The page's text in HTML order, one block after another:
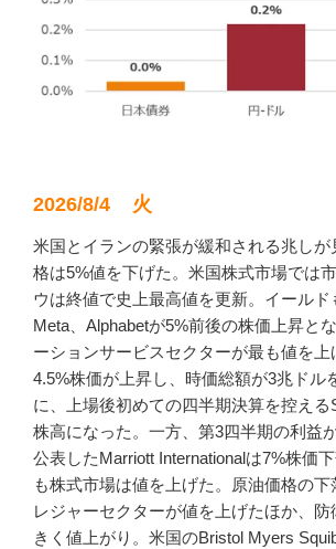
2026/8/4 火
米国とイランの緊張が緩和される兆しが
格は5%値を下げた。米国株式市場では
ウは終値で史上最高値を更新。イールド
Meta、Alphabetが5%前後の株価上昇と
ーションサービスセクターが最も値を上
4.5%株価が上昇し、時価総額が3兆ドル
に、上場後初めての四半期決算を控える
株高になった。一方、第3四半期の利益
公表したMarriott Internationalは7%株価
も株式市場は値を上げた。原油価格の下
レジャーセクターが値を上げたほか、防
きく値上がり。米国のBristol Myers